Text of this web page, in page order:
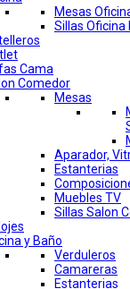
Mesas
Sillas Oficina
Cama
Comedor
Mesas
Aparador,
Estanterias
Muebles TV
Sillas Salon
y Baño
Verduleros
Camareras
Estanterias